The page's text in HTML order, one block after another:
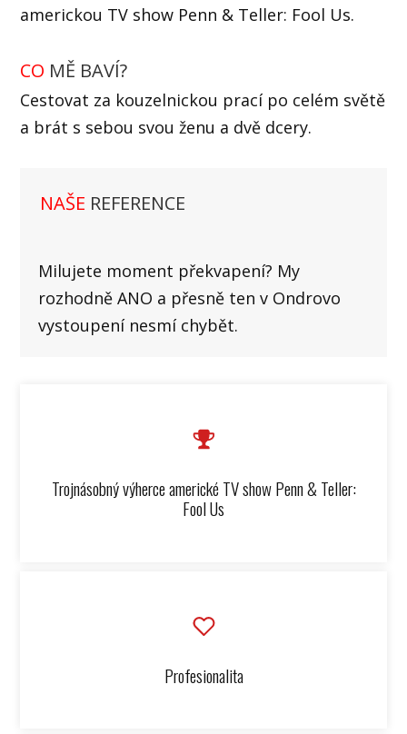
americkou TV show Penn & Teller: Fool Us.
CO MĚ BAVÍ?
Cestovat za kouzelnickou prací po celém světě
a brát s sebou svou ženu a dvě dcery.
NAŠE REFERENCE
Milujete moment překvapení? My
rozhodně ANO a přesně ten v Ondrovo
vystoupení nesmí chybět.
Trojnásobný výherce americké TV show Penn & Teller:
Fool Us
Profesionalita